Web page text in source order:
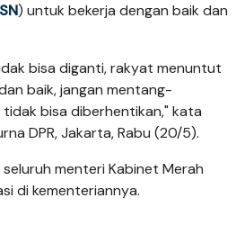
) untuk bekerja dengan baik dan
bisa diganti, rakyat menuntut
baik, jangan mentang-
bisa diberhentikan," kata
DPR, Jakarta, Rabu (20/5).
menteri Kabinet Merah
di kementeriannya.